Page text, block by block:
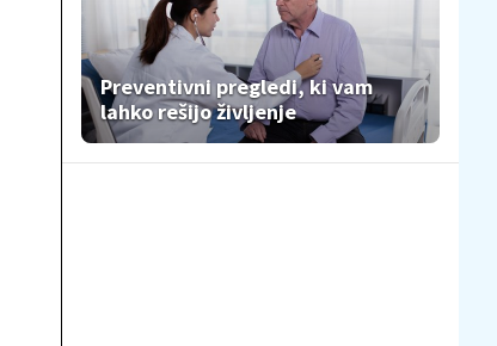
Preventivni pregledi, ki vam
lahko rešijo življenje